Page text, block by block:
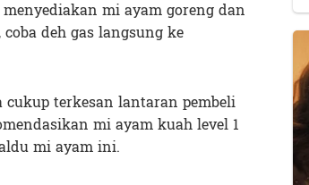
mi ayam goreng dan
deh gas langsung ke
terkesan lantaran pembeli
mi ayam kuah level 1
mi ayam ini.